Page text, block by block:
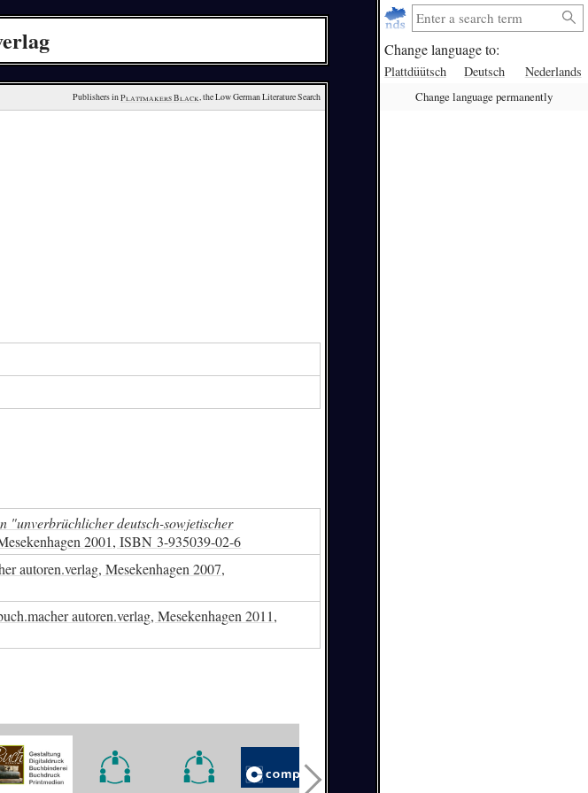
Change language to:
Plattdüütsch Deutsch Nederlands
Change language permanently
Publishers in Plattmakers Black, the Low German Literature Search
"unverbrüchlicher deutsch-sowjetischer
2001,ISBN 3-935039-02-6
autoren.verlag, Mesekenhagen 2007,
autoren.verlag, Mesekenhagen 2011,